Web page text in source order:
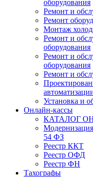
оборудования
Ремонт и
Ремонт
Монтаж
Ремонт и
оборудования
Ремонт и
оборудования
Ремонт и
Установка и
Онлайн-кассы
КАТАЛОГ
54 ФЗ
Реестр ККТ
Реестр ОФД
Реестр ФН
Тахографы